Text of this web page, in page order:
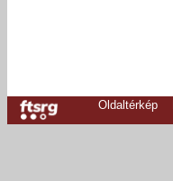
Oldaltérkép